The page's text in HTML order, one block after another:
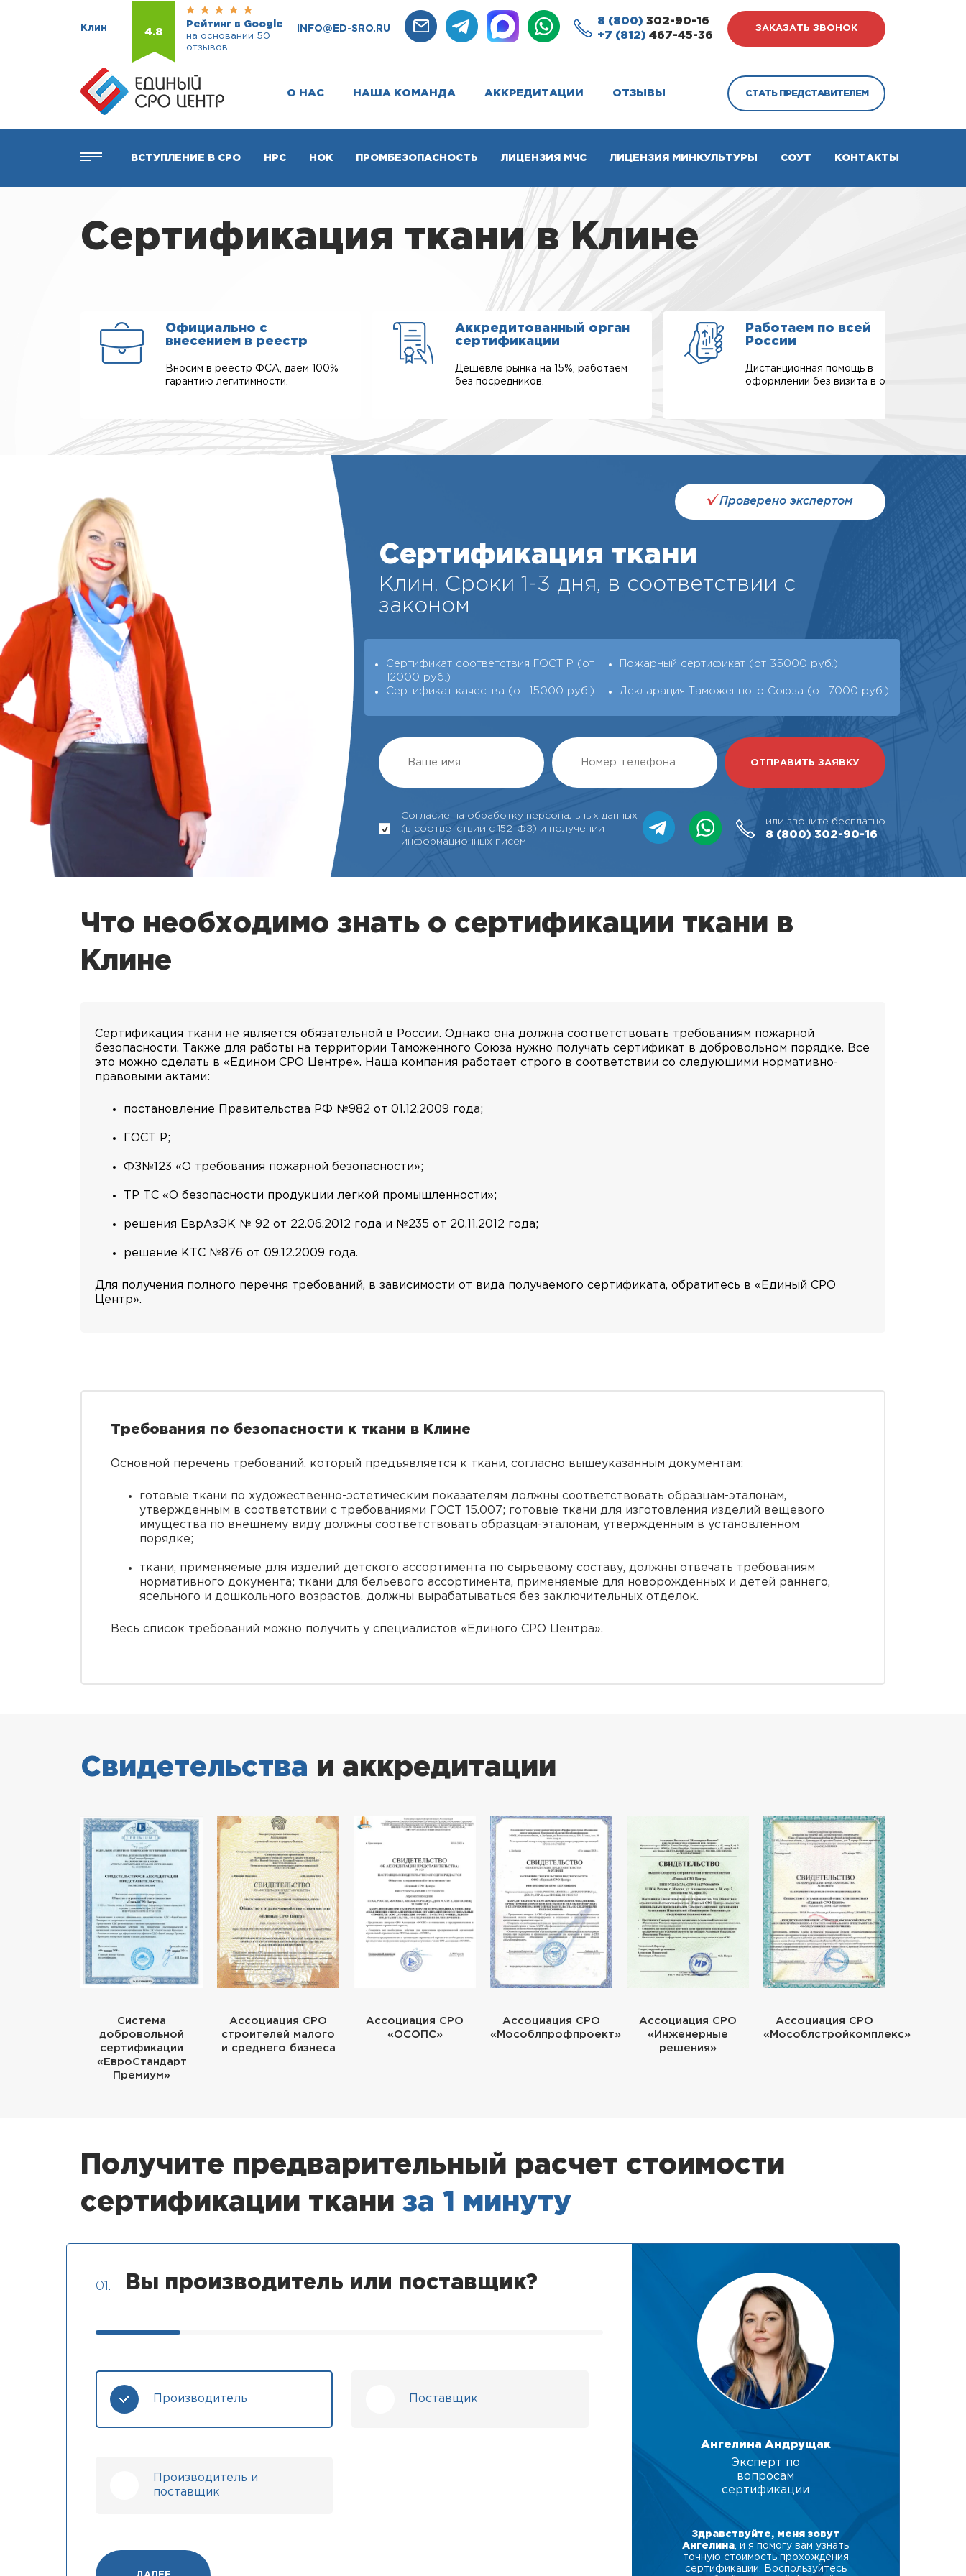
Клин 4.8
Рейтинг в Google
на основании 50
отзывов
INFO@ED-SRO.RU
8 (800) 302-90-16
+7 (812) 467-45-36
ЗАКАЗАТЬ ЗВОНОК
О НАС НАША КОМАНДА АККРЕДИТАЦИИ ОТЗЫВЫ СТАТЬ ПРЕДСТАВИТЕЛЕМ
ВСТУПЛЕНИЕ В СРО НРС НОК ПРОМБЕЗОПАСНОСТЬ ЛИЦЕНЗИЯ МЧС ЛИЦЕНЗИЯ МИНКУЛЬТУРЫ СОУТ КОНТАКТЫ
Сертификация ткани в Клине
Официально с
внесением в реестр
Вносим в реестр ФСА, даем 100%
гарантию легитимности.
Аккредитованный орган
сертификации
Дешевле рынка на 15%, работаем
без посредников.
Работаем по всей
России
Дистанционная помощь в
оформлении без визита в офис.
Проверено экспертом
Сертификация ткани
Клин. Cроки 1-3 дня, в соответствии с
законом
Сертификат соответствия ГОСТ Р (от
12000 руб.)
Пожарный сертификат (от 35000 руб.)
Сертификат качества (от 15000 руб.) Декларация Таможенного Союза (от 7000 руб.)
Согласие на обработку персональных данных
(в соответствии с 152-ФЗ) и получении
информационных писем
или звоните бесплатно
8 (800) 302-90-16
Что необходимо знать о сертификации ткани в
Клине
Сертификация ткани не является обязательной в России. Однако она должна соответствовать требованиям пожарной
безопасности. Также для работы на территории Таможенного Союза нужно получать сертификат в добровольном порядке. Все
это можно сделать в «Едином СРО Центре». Наша компания работает строго в соответствии со следующими нормативно-
правовыми актами:
постановление Правительства РФ №982 от 01.12.2009 года;
ГОСТ Р;
ФЗ№123 «О требования пожарной безопасности»;
ТР ТС «О безопасности продукции легкой промышленности»;
решения ЕврАзЭК № 92 от 22.06.2012 года и №235 от 20.11.2012 года;
решение КТС №876 от 09.12.2009 года.
Для получения полного перечня требований, в зависимости от вида получаемого сертификата, обратитесь в «Единый СРО
Центр».
Требования по безопасности к ткани в Клине
Основной перечень требований, который предъявляется к ткани, согласно вышеуказанным документам:
готовые ткани по художественно-эстетическим показателям должны соответствовать образцам-эталонам,
утвержденным в соответствии с требованиями ГОСТ 15.007; готовые ткани для изготовления изделий вещевого
имущества по внешнему виду должны соответствовать образцам-эталонам, утвержденным в установленном
порядке;
ткани, применяемые для изделий детского ассортимента по сырьевому составу, должны отвечать требованиям
нормативного документа; ткани для бельевого ассортимента, применяемые для новорожденных и детей раннего,
ясельного и дошкольного возрастов, должны вырабатываться без заключительных отделок.
Весь список требований можно получить у специалистов «Единого СРО Центра».
Свидетельства и аккредитации
Система
добровольной
сертификации
«ЕвроСтандарт
Премиум»
Ассоциация СРО
строителей малого
и среднего бизнеса
Ассоциация СРО
«ОСОПС»
Ассоциация СРО
«Мособлпрофпроект»
Ассоциация СРО
«Инженерные
решения»
Ассоциация СРО
«Мособлстройкомплекс»
Получите предварительный расчет стоимости
сертификации ткани за 1 минуту
01. Вы производитель или поставщик?
Производитель Поставщик
Производитель и
поставщик
Ангелина Андрущак
Эксперт по
вопросам
сертификации
Здравствуйте, меня зовут
Ангелина , и я помогу вам узнать
точную стоимость прохождения
сертификации. Воспользуйтесь